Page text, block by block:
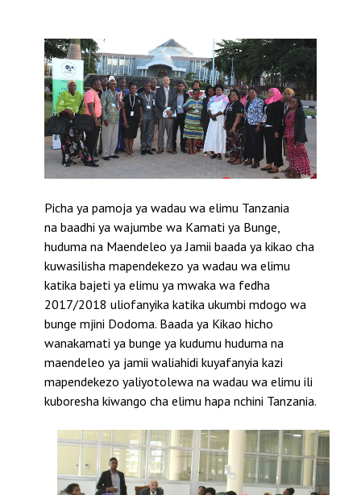
Picha ya pamoja ya wadau wa elimu Tanzania
na baadhi ya wajumbe wa Kamati ya Bunge,
huduma na Maendeleo ya Jamii baada ya kikao cha
kuwasilisha mapendekezo ya wadau wa elimu
katika bajeti ya elimu ya mwaka wa fedha
2017/2018 uliofanyika katika ukumbi mdogo wa
bunge mjini Dodoma. Baada ya Kikao hicho
wanakamati ya bunge ya kudumu huduma na
maendeleo ya jamii waliahidi kuyafanyia kazi
mapendekezo yaliyotolewa na wadau wa elimu ili
kuboresha kiwango cha elimu hapa nchini Tanzania.